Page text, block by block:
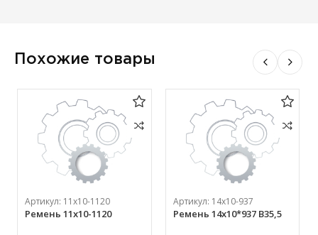
Похожие товары
Артикул: 11х10-1120
Ремень 11х10-1120
Артикул: 14х10-937
Ремень 14х10*937 В35,5